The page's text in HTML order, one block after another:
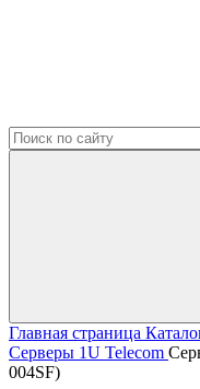
Главная страница
Серверы 1U Telecom
004SF)